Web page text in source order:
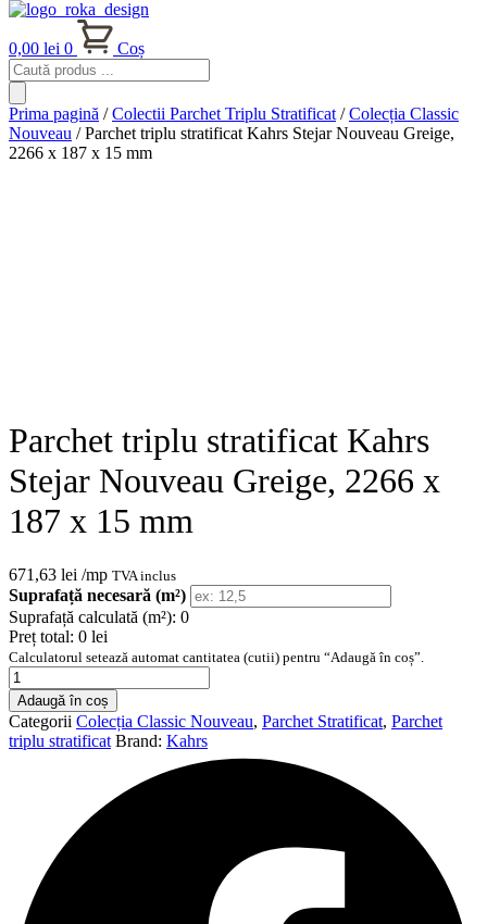
0,00 lei 0
Coș
Products
search
Prima pagină /Colectii Parchet Triplu Stratificat /Colecția Classic
Nouveau / Parchet triplu stratificat Kahrs Stejar Nouveau Greige,
2266 x 187 x 15 mm
Parchet triplu stratificat Kahrs
Stejar Nouveau Greige, 2266 x
187 x 15 mm
671,63 lei /mp TVA inclus
Suprafață necesară (m²)
Suprafață calculată (m²): 0
Preț total: 0 lei
Calculatorul setează automat cantitatea (cutii) pentru “Adaugă în coș”.
Cantitate
Parchet
triplu
stratificat
Kahrs
Adaugă în coș
Categorii Colecția Classic Nouveau, Parchet Stratificat, Parchet
triplu stratificat Brand: Kahrs